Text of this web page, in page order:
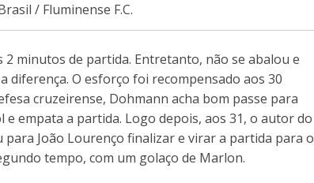
/ Fluminense F.C.
minutos de partida. Entretanto, não se abalou e
O esforço foi recompensado aos 30
cruzeirense, Dohmann acha bom passe para
empata a partida. Logo depois, aos 31, o autor do
João Lourenço finalizar e virar a partida para o
tempo, com um golaço de Marlon.